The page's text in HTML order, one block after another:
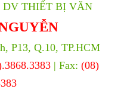
DV THIẾT BỊ VĂN
P13, Q.10, TP.HCM
| Fax: (08)